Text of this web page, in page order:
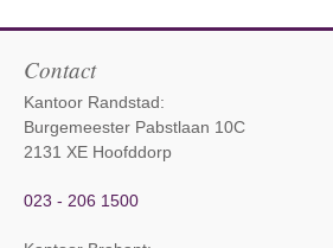
Contact
Kantoor Randstad:
Burgemeester Pabstlaan 10C
2131 XE Hoofddorp
023 - 206 1500